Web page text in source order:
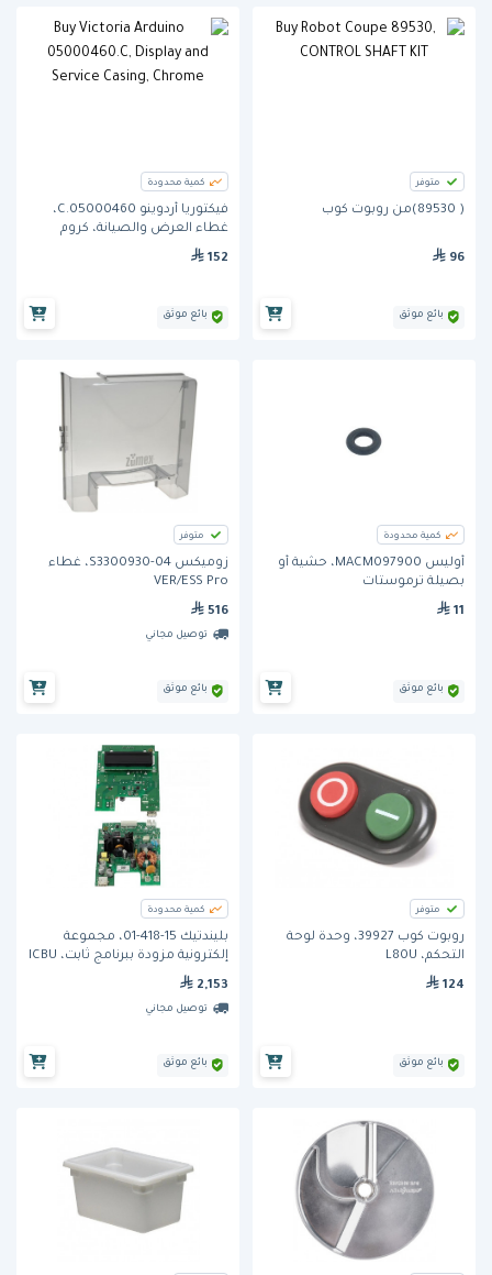
متوفر
( 89530)من روبوت كوب
96
بائع موثق
كمية محدودة
فيكتوريا أردوينو 05000460.C،
غطاء العرض والصيانة، كروم
152
بائع موثق
كمية محدودة
أوليس MACM097900، حشية أو
بصيلة ترموستات
11
بائع موثق
متوفر
زوميكس S3300930-04، غطاء
VER/ESS Pro
516
توصيل مجاني
بائع موثق
متوفر
روبوت كوب 39927، وحدة لوحة
التحكم، L80U
124
بائع موثق
كمية محدودة
بليندتيك 15-418-01، مجموعة
إلكترونية مزودة ببرنامج ثابت، ICBU
2,153
توصيل مجاني
بائع موثق